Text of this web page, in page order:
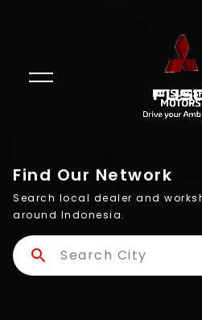
Find Our Network
Search local dealer and
around Indonesia.
Search City